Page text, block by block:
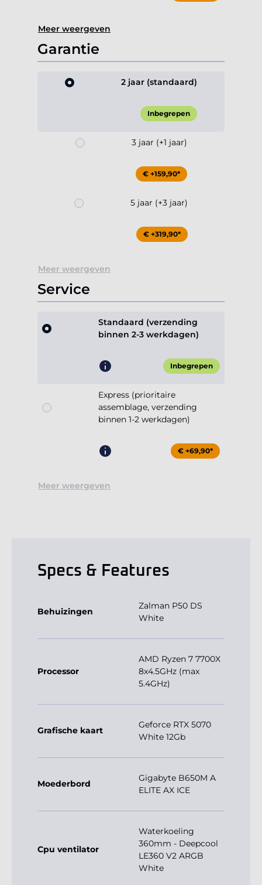
Meer weergeven
Garantie
2 jaar (standaard)
Inbegrepen
3 jaar (+1 jaar)
€ +159,90*
5 jaar (+3 jaar)
€ +319,90*
Meer weergeven
Service
Standaard (verzending
binnen 2-3 werkdagen)
Inbegrepen
Express (prioritaire
assemblage, verzending
binnen 1-2 werkdagen)
€ +69,90*
Meer weergeven
Specs & Features
Behuizingen
Zalman P50 DS
White
Processor
AMD Ryzen 7 7700X
8x4.5GHz (max
5.4GHz)
Grafische kaart
Geforce RTX 5070
White 12Gb
Moederbord
Gigabyte B650M A
ELITE AX ICE
Cpu ventilator
Waterkoeling
360mm - Deepcool
LE360 V2 ARGB
White